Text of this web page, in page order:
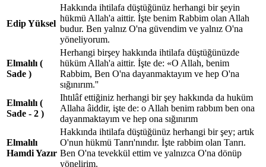
Edip Yüksel
Hakkında ihtilafa düştüğünüz herhangi bir şeyin
hükmü Allah'a aittir. İşte benim Rabbim olan Allah
budur. Ben yalnız O'na güvendim ve yalnız O'na
yöneliyorum.
Elmalılı (
Sade )
Herhangi birşey hakkında ihtilafa düştüğünüzde
hüküm Allah'a aittir. İşte de: «O Allah, benim
Rabbim, Ben O'na dayanmaktayım ve hep O'na
sığınırım.''
Elmalılı (
Sade - 2 )
Ihtılâf ettiğiniz herhangi bir şey hakkında da huküm
Allaha âiddir, işte de: o Allah benim rabbım ben ona
dayanmaktayım ve hep ona sığınırım
Elmalılı
Hamdi Yazır
Hakkında ihtilafa düştüğünüz herhangi bir şey; artık
O'nun hükmü Tanrı'nındır. İşte rabbim olan Tanrı.
Ben O'na tevekkül ettim ve yalnızca O'na dönüp
yönelirim.